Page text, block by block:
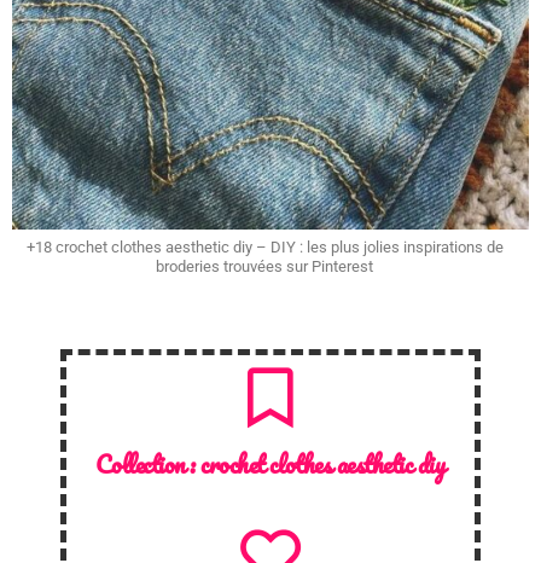
+18 crochet clothes aesthetic diy – DIY : les plus jolies inspirations de
broderies trouvées sur Pinterest
Collection :crochet clothes aesthetic diy